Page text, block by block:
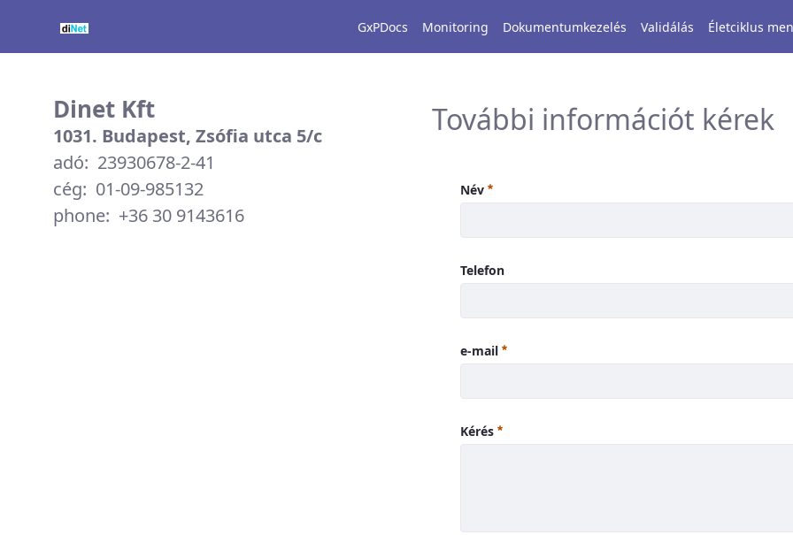
GxPDocs Monitoring Dokumentumkezelés Validálás Életciklus
Dinet Kft
1031. Budapest, Zsófia utca 5/c
adó: 23930678-2-41
cég: 01-09-985132
phone: +36 30 9143616
További információt kérek
Név
Telefon
e-mail
Kérés